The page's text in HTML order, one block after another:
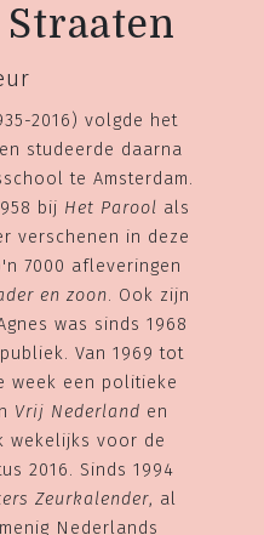
2016) volgde het
studeerde daarna
te Amsterdam.
bij Het Parool als
verschenen in deze
7000 afleveringen
en zoon. Ook zijn
was sinds 1968
Van 1969 tot
week een politieke
Vrij Nederland en
wekelijks voor de
2016. Sinds 1994
Zeurkalender, al
Nederlands